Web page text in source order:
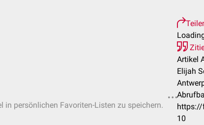
in persönlichen Favoriten-Listen zu speichern.
Artikel
Elijah
https://
10